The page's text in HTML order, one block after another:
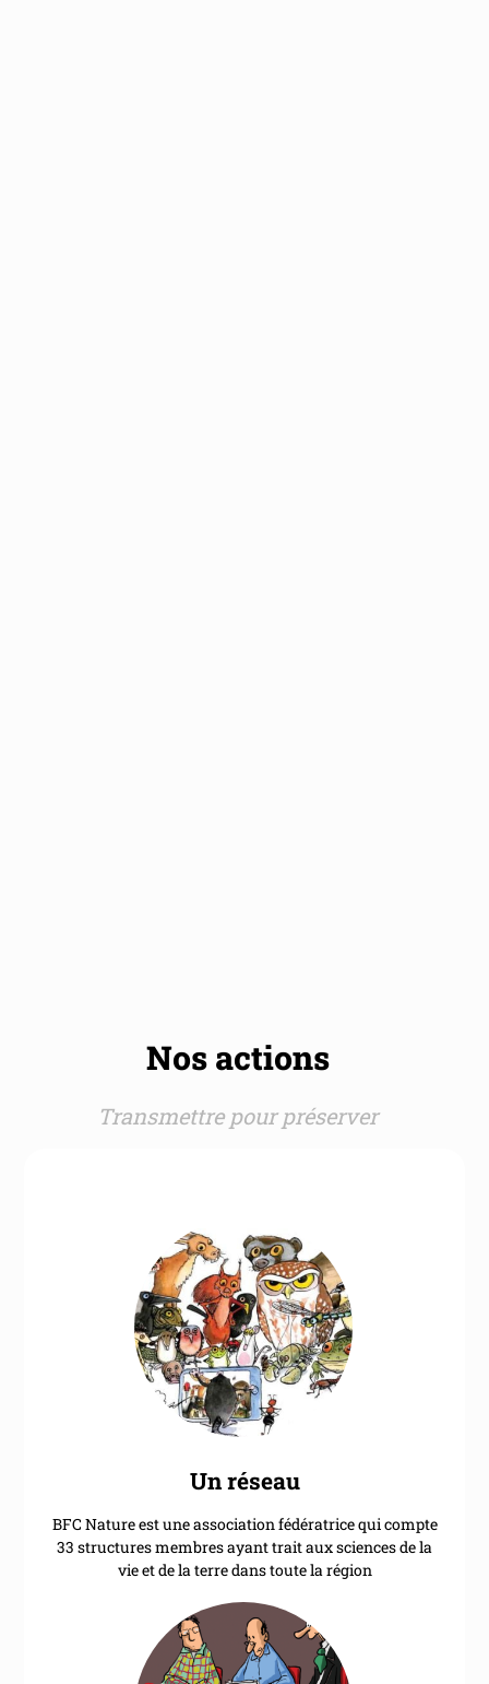
Nos actions
Transmettre pour préserver
Un réseau
BFC Nature est une association fédératrice qui compte
33 structures membres ayant trait aux sciences de la
vie et de la terre dans toute la région